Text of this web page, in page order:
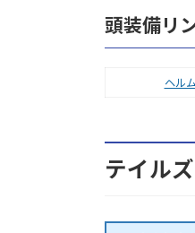
頭装備リ
ヘルム
テイル